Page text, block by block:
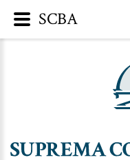
SCBA